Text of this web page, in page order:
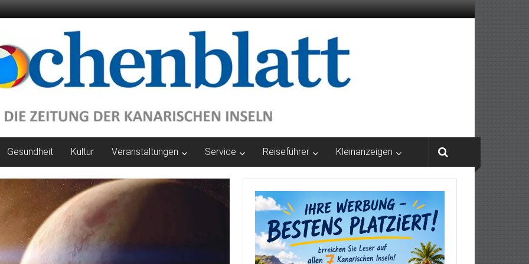
Gesundheit Kultur Veranstaltungen Service Reiseführer Kleinanzeigen